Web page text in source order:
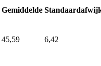
Gemiddelde
45,59 6,42